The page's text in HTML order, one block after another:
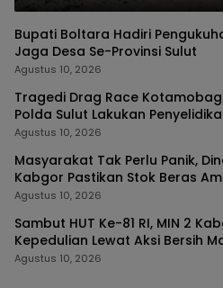
Bupati Boltara Hadiri
Jaga Desa Se-Provinsi Sulut
Agustus 10, 2026
Tragedi Drag Race
Polda Sulut Lakukan
Agustus 10, 2026
Masyarakat Tak Perlu Panik,
Kabgor Pastikan Stok Beras
Agustus 10, 2026
Sambut HUT Ke-81 RI, MIN 2
Kepedulian Lewat Aksi Bersih
Agustus 10, 2026